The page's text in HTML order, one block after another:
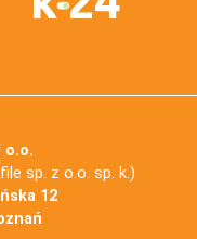
o.o.
sp. z o.o. sp. k.)
12